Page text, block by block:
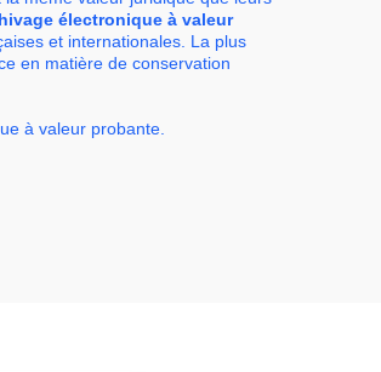
électronique à valeur
et internationales. La plus
en matière de conservation
à valeur probante.